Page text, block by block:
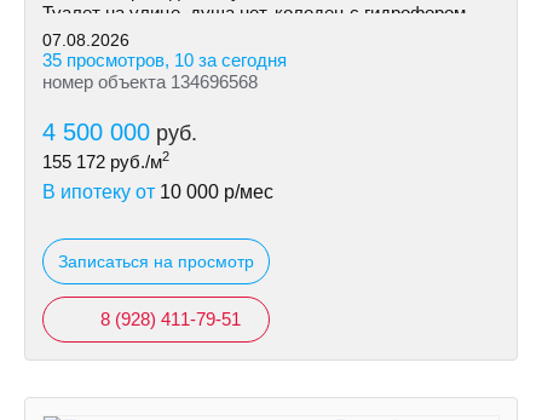
Туалет на улице, душа нет, колодец с гидрофором.
07.08.2026
35 просмотров, 10 за сегодня
номер объекта 134696568
4 500 000 руб.
155 172 руб./м2
В ипотеку от 10 000 р/мес
Записаться на просмотр
8 (928) 411-79-51